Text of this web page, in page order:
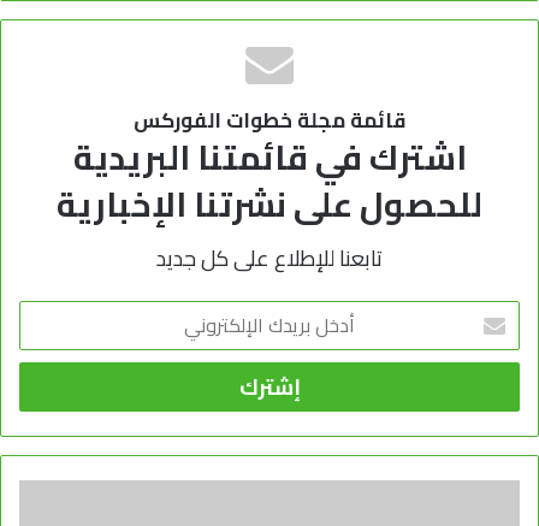
قائمة مجلة خطوات الفوركس
اشترك في قائمتنا البريدية
للحصول على نشرتنا الإخبارية
تابعنا للإطلاع على كل جديد
أدخل
بريدك
الإلكتروني